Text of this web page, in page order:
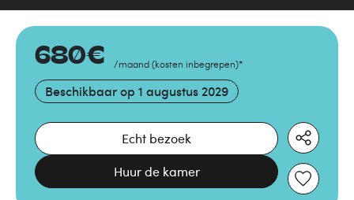
680€ /maand (kosten inbegrepen)*
Beschikbaar op 1 augustus 2029
Echt bezoek
Huur de kamer